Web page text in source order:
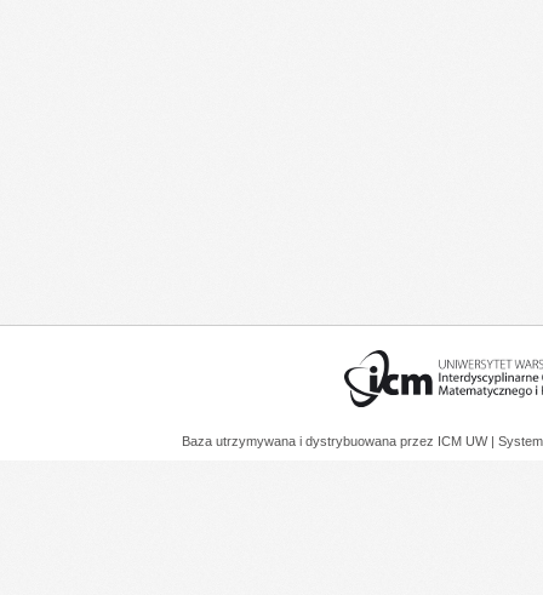
Baza utrzymywana i dystrybuowana przez ICM UW |